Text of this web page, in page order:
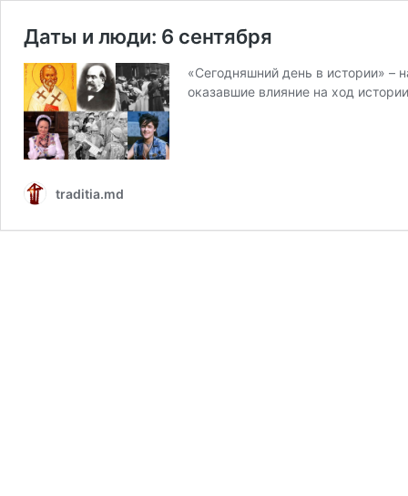
Даты и люди: 6 сентября
«Сегодняшний день в истории»
оказавшие влияние на ход
traditia.md